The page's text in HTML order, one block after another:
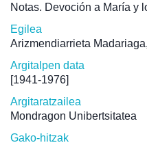
Notas. Devoción a María y
Egilea
Arizmendiarrieta
Argitalpen data
[1941-1976]
Argitaratzailea
Mondragon Unibertsitatea
Gako-hitzak